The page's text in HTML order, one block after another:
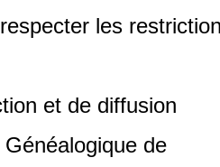
les
et de diffusion
de